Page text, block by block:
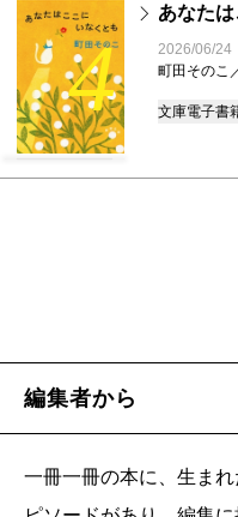
4
あなた
2026/06/24
町田そのこ
文庫電子書
編集者から
一冊一冊の本に、生ま